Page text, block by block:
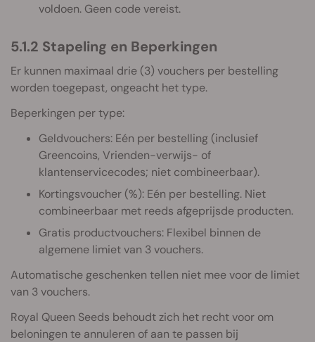
voldoen. Geen code vereist.
5.1.2 Stapeling en Beperkingen
Er kunnen maximaal drie (3) vouchers per bestelling
worden toegepast, ongeacht het type.
Beperkingen per type:
Geldvouchers: Eén per bestelling (inclusief
Greencoins, Vrienden-verwijs- of
klantenservicecodes; niet combineerbaar).
Kortingsvoucher (%): Eén per bestelling. Niet
combineerbaar met reeds afgeprijsde producten.
Gratis productvouchers: Flexibel binnen de
algemene limiet van 3 vouchers.
Automatische geschenken tellen niet mee voor de limiet
van 3 vouchers.
Royal Queen Seeds behoudt zich het recht voor om
beloningen te annuleren of aan te passen bij